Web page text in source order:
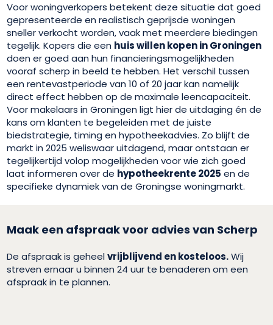
Voor woningverkopers betekent deze situatie dat goed
gepresenteerde en realistisch geprijsde woningen
sneller verkocht worden, vaak met meerdere biedingen
tegelijk. Kopers die een huis willen kopen in Groningen
doen er goed aan hun financieringsmogelijkheden
vooraf scherp in beeld te hebben. Het verschil tussen
een rentevastperiode van 10 of 20 jaar kan namelijk
direct effect hebben op de maximale leencapaciteit.
Voor makelaars in Groningen ligt hier de uitdaging én de
kans om klanten te begeleiden met de juiste
biedstrategie, timing en hypotheekadvies. Zo blijft de
markt in 2025 weliswaar uitdagend, maar ontstaan er
tegelijkertijd volop mogelijkheden voor wie zich goed
laat informeren over de hypotheekrente 2025 en de
specifieke dynamiek van de Groningse woningmarkt.
Maak een afspraak voor advies van Scherp
De afspraak is geheelvrijblijvend en kosteloos.Wij
streven ernaar u binnen 24 uur te benaderen om een
afspraak in te plannen.